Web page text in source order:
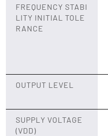
FREQUENCY STABI
LITY INITIAL TOLE
RANCE
OUTPUT LEVEL
SUPPLY VOLTAGE
(VDD)